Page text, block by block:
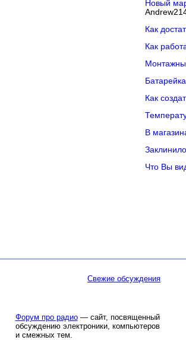
Новый
Как
Как
Как
В
Что Вы
Свежие обсуждения
Форум про радио— сайт, посвященный
обсуждению электроники, компьютеров
и смежных тем.